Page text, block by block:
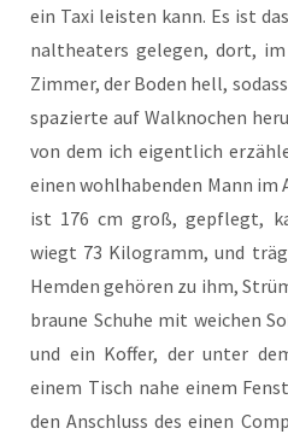
ein Taxi leis­ten kann. Es ist
nal­thea­ters gele­gen, dort,
Zim­mer, der Boden hell,
spa­zier­te auf Wal­kno­chen
von dem ich eigent­lich
einen wohl­ha­ben­den Mann
ist 176 cm groß, gepflegt,
wiegt 73 Kilo­gramm, und
Hem­den gehö­ren zu ihm,
brau­ne Schu­he mit wei­chen
und ein Kof­fer, der unter
einem Tisch nahe einem
den Anschluss des einen